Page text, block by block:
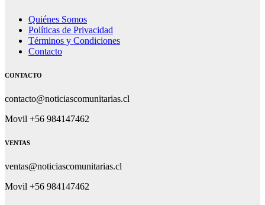
Quiénes Somos
Políticas de Privacidad
Términos y Condiciones
Contacto
CONTACTO
contacto@noticiascomunitarias.cl
Movil +56 984147462
VENTAS
ventas@noticiascomunitarias.cl
Movil +56 984147462